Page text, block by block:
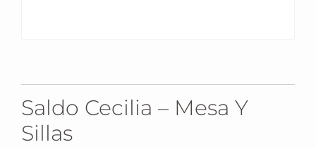
Saldo Cecilia – Mesa Y
Sillas